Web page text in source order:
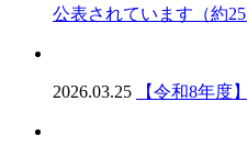
公表されています（約
2026.03.25 【令和8年度